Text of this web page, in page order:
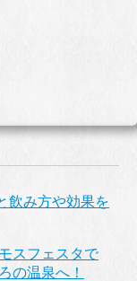
飲み方や効果を
スフェスタで
の温泉へ！